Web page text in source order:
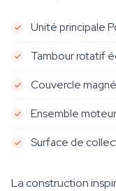
Unité principale
Tambour rotatif
Couvercle
Ensemble moteur
Surface de
La construction